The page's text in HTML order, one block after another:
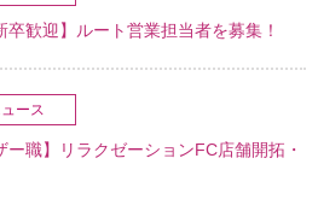
歓迎】ルート営業担当者を募集！
ース
職】リラクゼーションFC店舗開拓・